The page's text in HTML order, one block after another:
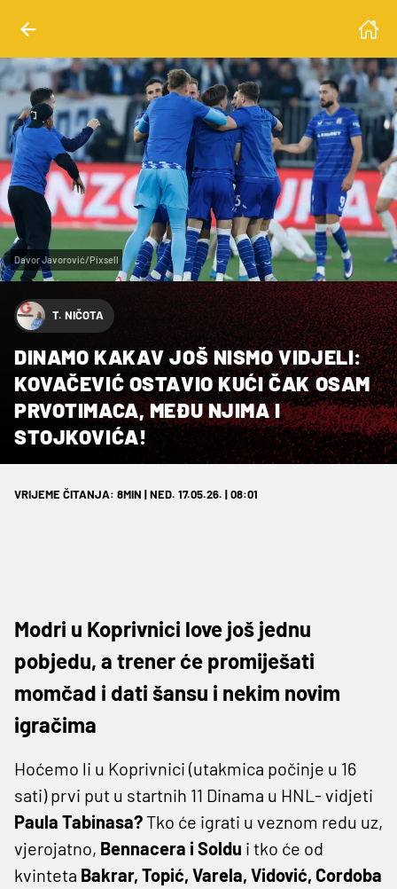
Davor Javorović/Pixsell
T. NIČOTA
DINAMO KAKAV JOŠ NISMO VIDJELI:
KOVAČEVIĆ OSTAVIO KUĆI ČAK OSAM
PRVOTIMACA, MEĐU NJIMA I
STOJKOVIĆA!
VRIJEME ČITANJA: 8MIN | NED. 17.05.26. | 08:01
Modri u Koprivnici love još jednu
pobjedu, a trener će promiješati
momčad i dati šansu i nekim novim
igračima
Hoćemo li u Koprivnici (utakmica počinje u 16
sati) prvi put u startnih 11 Dinama u HNL- vidjeti
Paula Tabinasa?Tko će igrati u veznom redu uz,
vjerojatno, Bennacera i Soldu i tko će od
kvinteta Bakrar, Topić, Varela, Vidović, Cordoba